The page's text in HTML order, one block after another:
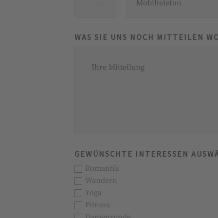
WAS SIE UNS NOCH MITTEILEN
GEWÜNSCHTE INTERESSEN
Romantik
Wandern
Yoga
Fitness